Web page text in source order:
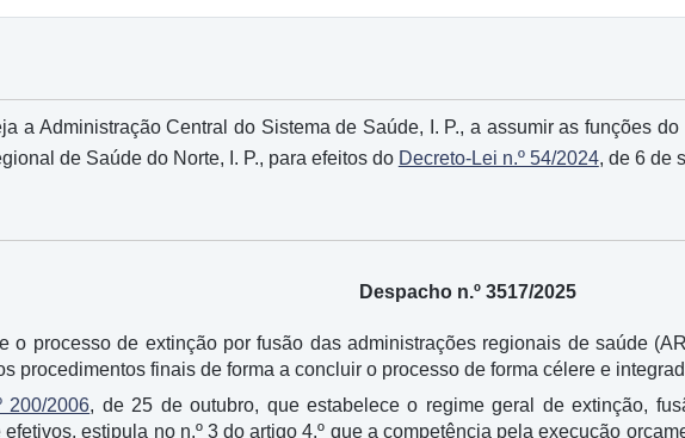
a Administração Central do Sistema de Saúde, I. P., a assumir as funções
de Saúde do Norte, I. P., para efeitos do Decreto-Lei n.º 54/2024, de 6 de
Despacho n.º 3517/2025
o processo de extinção por fusão das administrações regionais de saúde
procedimentos finais de forma a concluir o processo de forma célere e
200/2006, de 25 de outubro, que estabelece o regime geral de extinção,
estipula no n.º 3 do artigo 4.º que a competência pela execução